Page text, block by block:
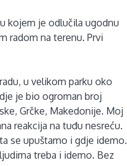
kojem je odlučila ugodnu
radom na terenu. Prvi
u velikom parku oko
je bio ogroman broj
Grčke, Makedonije. Moj
reakcija na tuđu nesreću.
se upuštamo i gdje idemo.
treba i idemo. Bez